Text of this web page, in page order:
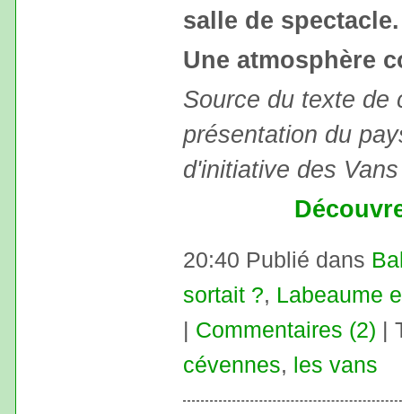
salle de spectacle.
Une atmosphère
Source du texte de
présentation du
d'initiative des
20:40 Publié dans
sortait ?, Labeaume
| Commentaires (2) |
cévennes, les vans